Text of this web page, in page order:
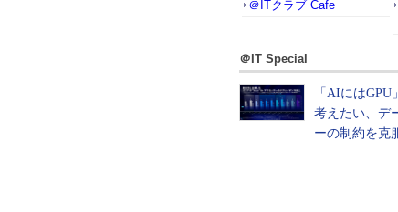
＠ITクラブ Cafe
＠IT Special